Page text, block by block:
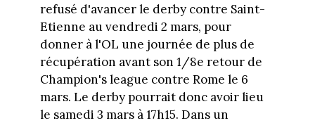
refusé d'avancer le derby contre Saint-
Etienne au vendredi 2 mars, pour
donner à l'OL une journée de plus de
récupération avant son 1/8e retour de
Champion's league contre Rome le 6
mars. Le derby pourrait donc avoir lieu
le samedi 3 mars à 17h15. Dans un